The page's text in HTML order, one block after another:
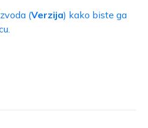
(Verzija) kako biste ga